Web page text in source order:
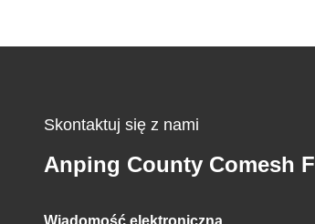
Skontaktuj się z nami
Anping County Comesh
Wiadomość elektroniczna